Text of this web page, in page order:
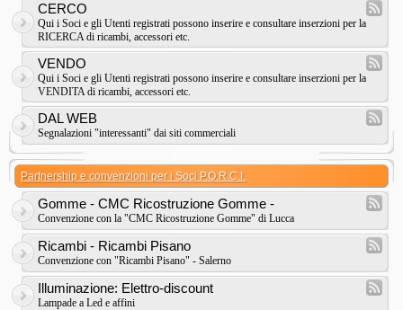
CERCO
Qui i Soci e gli Utenti registrati possono inserire e consultare inserzioni per la
RICERCA di ricambi, accessori etc.
VENDO
Qui i Soci e gli Utenti registrati possono inserire e consultare inserzioni per la
VENDITA di ricambi, accessori etc.
DAL WEB
Segnalazioni "interessanti" dai siti commerciali
Partnership e convenzioni per i Soci P.O.R.C.I.
Gomme - CMC Ricostruzione Gomme -
Convenzione con la "CMC Ricostruzione Gomme" di Lucca
Ricambi - Ricambi Pisano
Convenzione con "Ricambi Pisano" - Salerno
Illuminazione: Elettro-discount
Lampade a Led e affini